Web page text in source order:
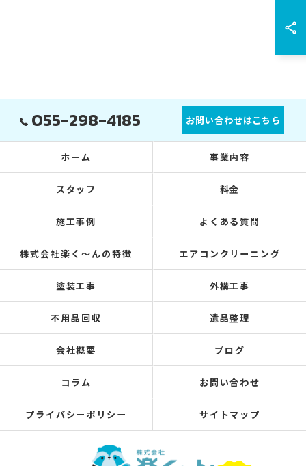
055-298-4185 お問い合わせはこちら
ホーム 事業内容
スタッフ 料金
施工事例 よくある質問
株式会社楽く～んの特徴 エアコンクリーニング
塗装工事 外構工事
不用品回収 遺品整理
会社概要 ブログ
コラム お問い合わせ
プライバシーポリシー サイトマップ